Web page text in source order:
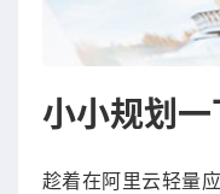
小小规划一
趁着在阿里云轻量